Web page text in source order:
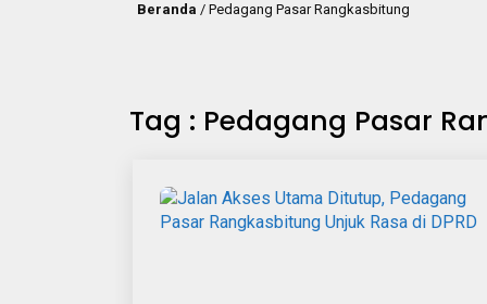
Beranda / Pedagang Pasar Rangkasbitung
Tag : Pedagang Pasar